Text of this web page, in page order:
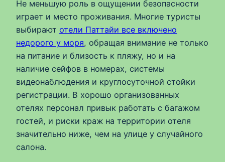
Не меньшую роль в ощущении безопасности
играет и место проживания. Многие туристы
выбирают отели Паттайи все включено
недорого у моря, обращая внимание не только
на питание и близость к пляжу, но и на
наличие сейфов в номерах, системы
видеонаблюдения и круглосуточной стойки
регистрации. В хорошо организованных
отелях персонал привык работать с багажом
гостей, и риски краж на территории отеля
значительно ниже, чем на улице у случайного
салона.